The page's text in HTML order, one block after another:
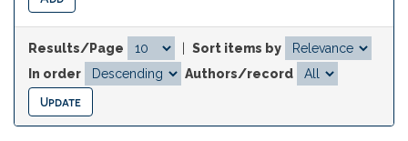
Results/Page
Sort items by
In order
Authors/record